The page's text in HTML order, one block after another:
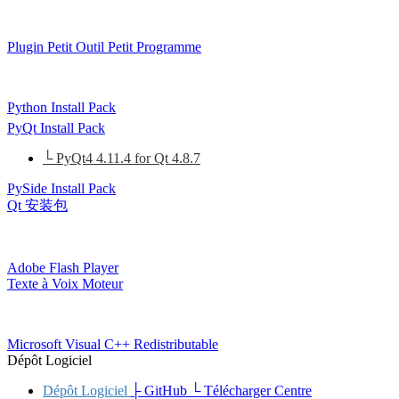
Plugin Petit Outil Petit Programme
Python Install Pack
PyQt Install Pack
└ PyQt4 4.11.4 for Qt 4.8.7
PySide Install Pack
Qt 安装包
Adobe Flash Player
Texte à Voix Moteur
Microsoft Visual C++ Redistributable
Dépôt Logiciel
Dépôt Logiciel
├ GitHub └ Télécharger Centre